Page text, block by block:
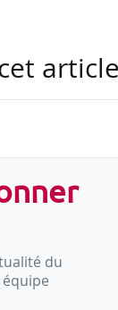
la FEAS le
du
équipe